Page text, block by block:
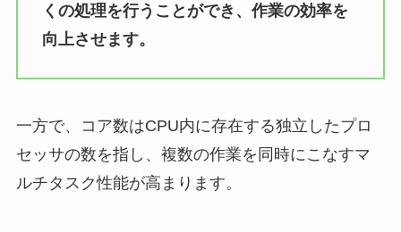
くの処理を行うことができ、作業の効率を
向上させます。
一方で、コア数はCPU内に存在する独立したプロ
セッサの数を指し、複数の作業を同時にこなすマ
ルチタスク性能が高まります。